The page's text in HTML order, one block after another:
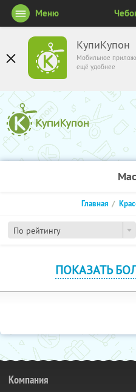
КупиКупон
Мобильное
ещё удобнее
Меню
По рейтингу
Главная
ПОКАЗАТЬ
Компания